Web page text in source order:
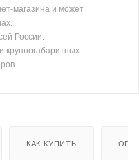
магазина и может
России.
крупногабаритных
КАК КУПИТЬ